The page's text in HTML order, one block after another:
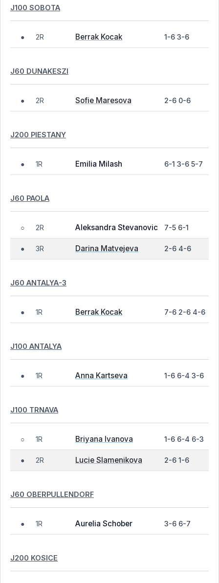
J100 SOBOTA
● 2R Berrak Kocak 1-6 3-6
J60 DUNAKESZI
● 2R Sofie Maresova 2-6 0-6
J200 PIESTANY
● 1R Emilia Milash 6-1 3-6 5-7
J60 PAOLA
○ 2R Aleksandra Stevanovic 7-5 6-1
● 3R Darina Matvejeva 2-6 4-6
J60 ANTALYA-3
● 1R Berrak Kocak 7-6 2-6 4-6
J100 ANTALYA
● 1R Anna Kartseva 1-6 6-4 3-6
J100 TRNAVA
○ 1R Briyana Ivanova 1-6 6-4 6-3
● 2R Lucie Slamenikova 2-6 1-6
J60 OBERPULLENDORF
● 1R Aurelia Schober 3-6 6-7
J200 KOSICE